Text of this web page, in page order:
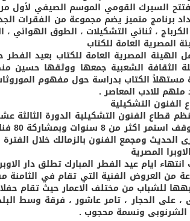
برنامج متميز يضم مجموعة من الفقرات
، ثنائي التشكيلات ، الطوق
المصرية العامة للكتاب
الهيئة المصرية العامة للكتاب بعيد
الثقافة الشعبية جمعها ووثقها حسين
مستهلاً الكتاب بدراسة حول مفهوم
ملهم للادب المعاصر .
الفنون التشكيلية
قطاع الفنون التشكيلية الدورة
ومجمع الفنون بالزمالك خلال الفترة من 10 يونيو وحتى 10 اغسطس
المصرية
ايام عيد الفطر المبارك تطلق دار
للشباب من مختلف الاعمار حيث تقام
، على الحجار ، تامر عاشور ، فرقة وسط
ونسمة محجوب .